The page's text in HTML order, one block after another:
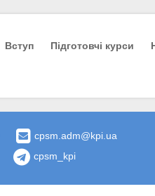
Вступ Пiдготовчi курси
cpsm.adm@kpi.ua
cpsm_kpi